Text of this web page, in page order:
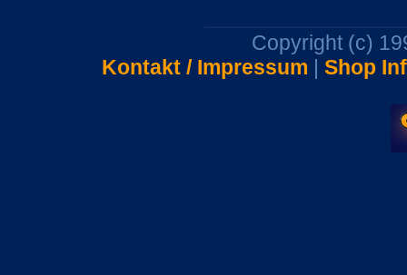
Copyright (c)
Kontakt / Impressum | Shop